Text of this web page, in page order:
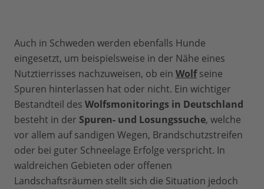
Auch in Schweden werden ebenfalls Hunde
eingesetzt, um beispielsweise in der Nähe eines
Nutztierrisses nachzuweisen, ob ein Wolfseine
Spuren hinterlassen hat oder nicht. Ein wichtiger
Bestandteil des Wolfsmonitorings in Deutschland
besteht in der Spuren- und Losungssuche, welche
vor allem auf sandigen Wegen, Brandschutzstreifen
oder bei guter Schneelage Erfolge verspricht. In
waldreichen Gebieten oder offenen
Landschaftsräumen stellt sich die Situation jedoch